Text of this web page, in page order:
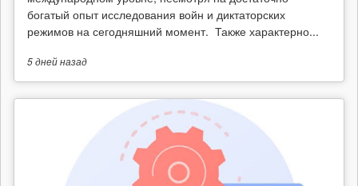
богатый опыт исследования войн и диктаторских
режимов на сегодняшний момент. Также характерно...
5 днейназад